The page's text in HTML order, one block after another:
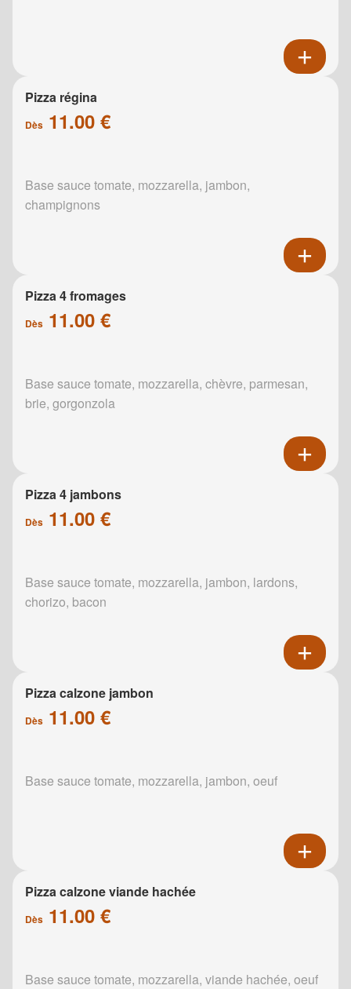
Pizza régina
Dès 11.00 €
Base sauce tomate, mozzarella, jambon,
champignons
Pizza 4 fromages
Dès 11.00 €
Base sauce tomate, mozzarella, chèvre, parmesan,
brie, gorgonzola
Pizza 4 jambons
Dès 11.00 €
Base sauce tomate, mozzarella, jambon, lardons,
chorizo, bacon
Pizza calzone jambon
Dès 11.00 €
Base sauce tomate, mozzarella, jambon, oeuf
Pizza calzone viande hachée
Dès 11.00 €
Base sauce tomate, mozzarella, viande hachée, oeuf